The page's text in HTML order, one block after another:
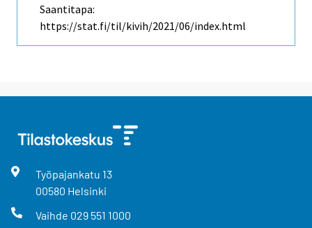
Saantitapa:
https://stat.fi/til/kivih/2021/06/index.html
Työpajankatu 13
00580 Helsinki
Vaihde 029 551 1000